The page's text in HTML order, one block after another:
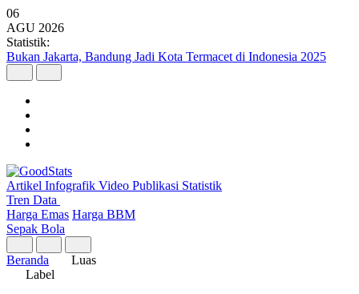
06
AGU 2026
Statistik:
Bukan Jakarta, Bandung Jadi Kota Termacet di Indonesia 2025
Artikel Infografik Video Publikasi Statistik
Tren Data
Harga Emas Harga BBM
Sepak Bola
Beranda
Luas
Label